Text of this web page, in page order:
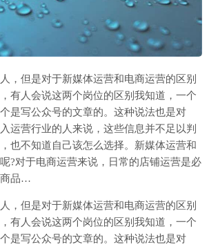
，但是对于新媒体运营和电商运营的区别
有人会说这两个岗位的区别我知道，一个
是写公众号的文章的。这种说法也是对
运营行业的人来说，这些信息并不足以判
也不知道自己该怎么选择。新媒体运营和
?对于电商运营来说，日常的店铺运营是必
商品…
，但是对于新媒体运营和电商运营的区别
有人会说这两个岗位的区别我知道，一个
是写公众号的文章的。这种说法也是对